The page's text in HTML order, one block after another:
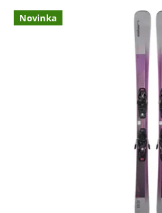
V Novinka